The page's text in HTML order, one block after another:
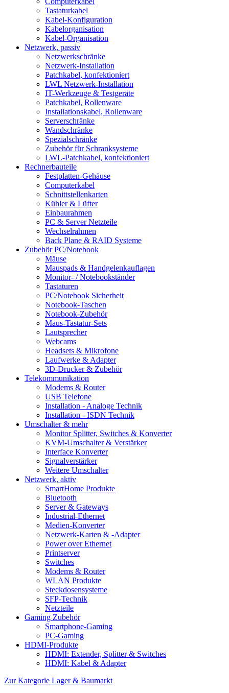
Tastaturkabel
Kabel-Konfiguration
Kabelorganisation
Kabel-Organisation
Netzwerk, passiv
Netzwerkschränke
Netzwerk-Installation
Patchkabel, konfektioniert
LWL Netzwerk-Installation
IT-Werkzeuge & Testgeräte
Patchkabel, Rollenware
Installationskabel, Rollenware
Serverschränke
Wandschränke
Spezialschränke
Zubehör für Schranksysteme
LWL-Patchkabel, konfektioniert
Rechnerbauteile
Festplatten-Gehäuse
Computerkabel
Schnittstellenkarten
Kühler & Lüfter
Einbaurahmen
PC & Server Netzteile
Wechselrahmen
Back Plane & RAID Systeme
Zubehör PC/Notebook
Mäuse
Mauspads & Handgelenkauflagen
Monitor- / Notebookständer
Tastaturen
PC/Notebook Sicherheit
Notebook-Taschen
Notebook-Zubehör
Maus-Tastatur-Sets
Lautsprecher
Webcams
Headsets & Mikrofone
Laufwerke & Adapter
3D-Drucker & Zubehör
Telekommunikation
Modems & Router
USB Telefone
Installation - Analoge Technik
Installation - ISDN Technik
Umschalter & mehr
Monitor Splitter, Switches & Konverter
KVM-Umschalter & Verstärker
Interface Konverter
Signalverstärker
Weitere Umschalter
Netzwerk, aktiv
SmartHome Produkte
Bluetooth
Server & Gateways
Industrial-Ethernet
Medien-Konverter
Netzwerk-Karten & -Adapter
Power over Ethernet
Printserver
Switches
Modems & Router
WLAN Produkte
Steckdosensysteme
SFP-Technik
Netzteile
Gaming Zubehör
Smartphone-Gaming
PC-Gaming
HDMI-Produkte
HDMI: Extender, Splitter & Switches
HDMI: Kabel & Adapter
Zur Kategorie Lager & Baumarkt